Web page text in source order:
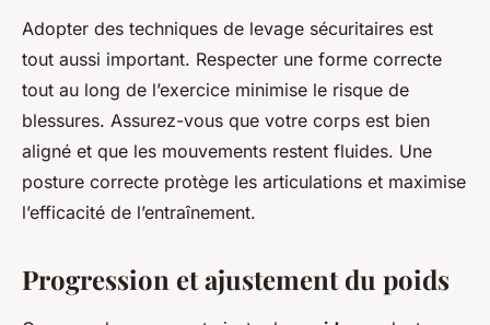
Adopter des techniques de levage sécuritaires est
tout aussi important. Respecter une forme correcte
tout au long de l’exercice minimise le risque de
blessures. Assurez-vous que votre corps est bien
aligné et que les mouvements restent fluides. Une
posture correcte protège les articulations et maximise
l’efficacité de l’entraînement.
Progression et ajustement du poids